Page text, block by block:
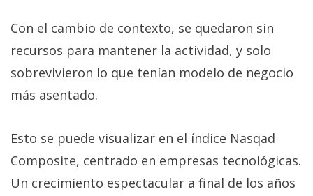
Con el cambio de contexto, se quedaron sin
recursos para mantener la actividad, y solo
sobrevivieron lo que tenían modelo de negocio
más asentado.
Esto se puede visualizar en el índice Nasqad
Composite, centrado en empresas tecnológicas.
Un crecimiento espectacular a final de los años